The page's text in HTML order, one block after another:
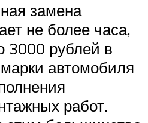
замена
не более часа,
3000 рублей в
автомобиля
работ.